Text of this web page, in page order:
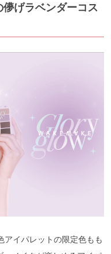
げラベンダーコス
アイパレットの限定色もも